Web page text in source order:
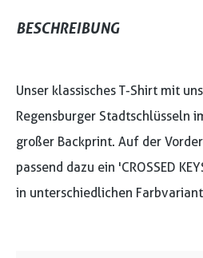
BESCHREIBUNG
Unser klassisches T-Shirt mit
Regensburger Stadtschlüsseln
großer Backprint. Auf der
passend dazu ein 'CROSSED
in unterschiedlichen